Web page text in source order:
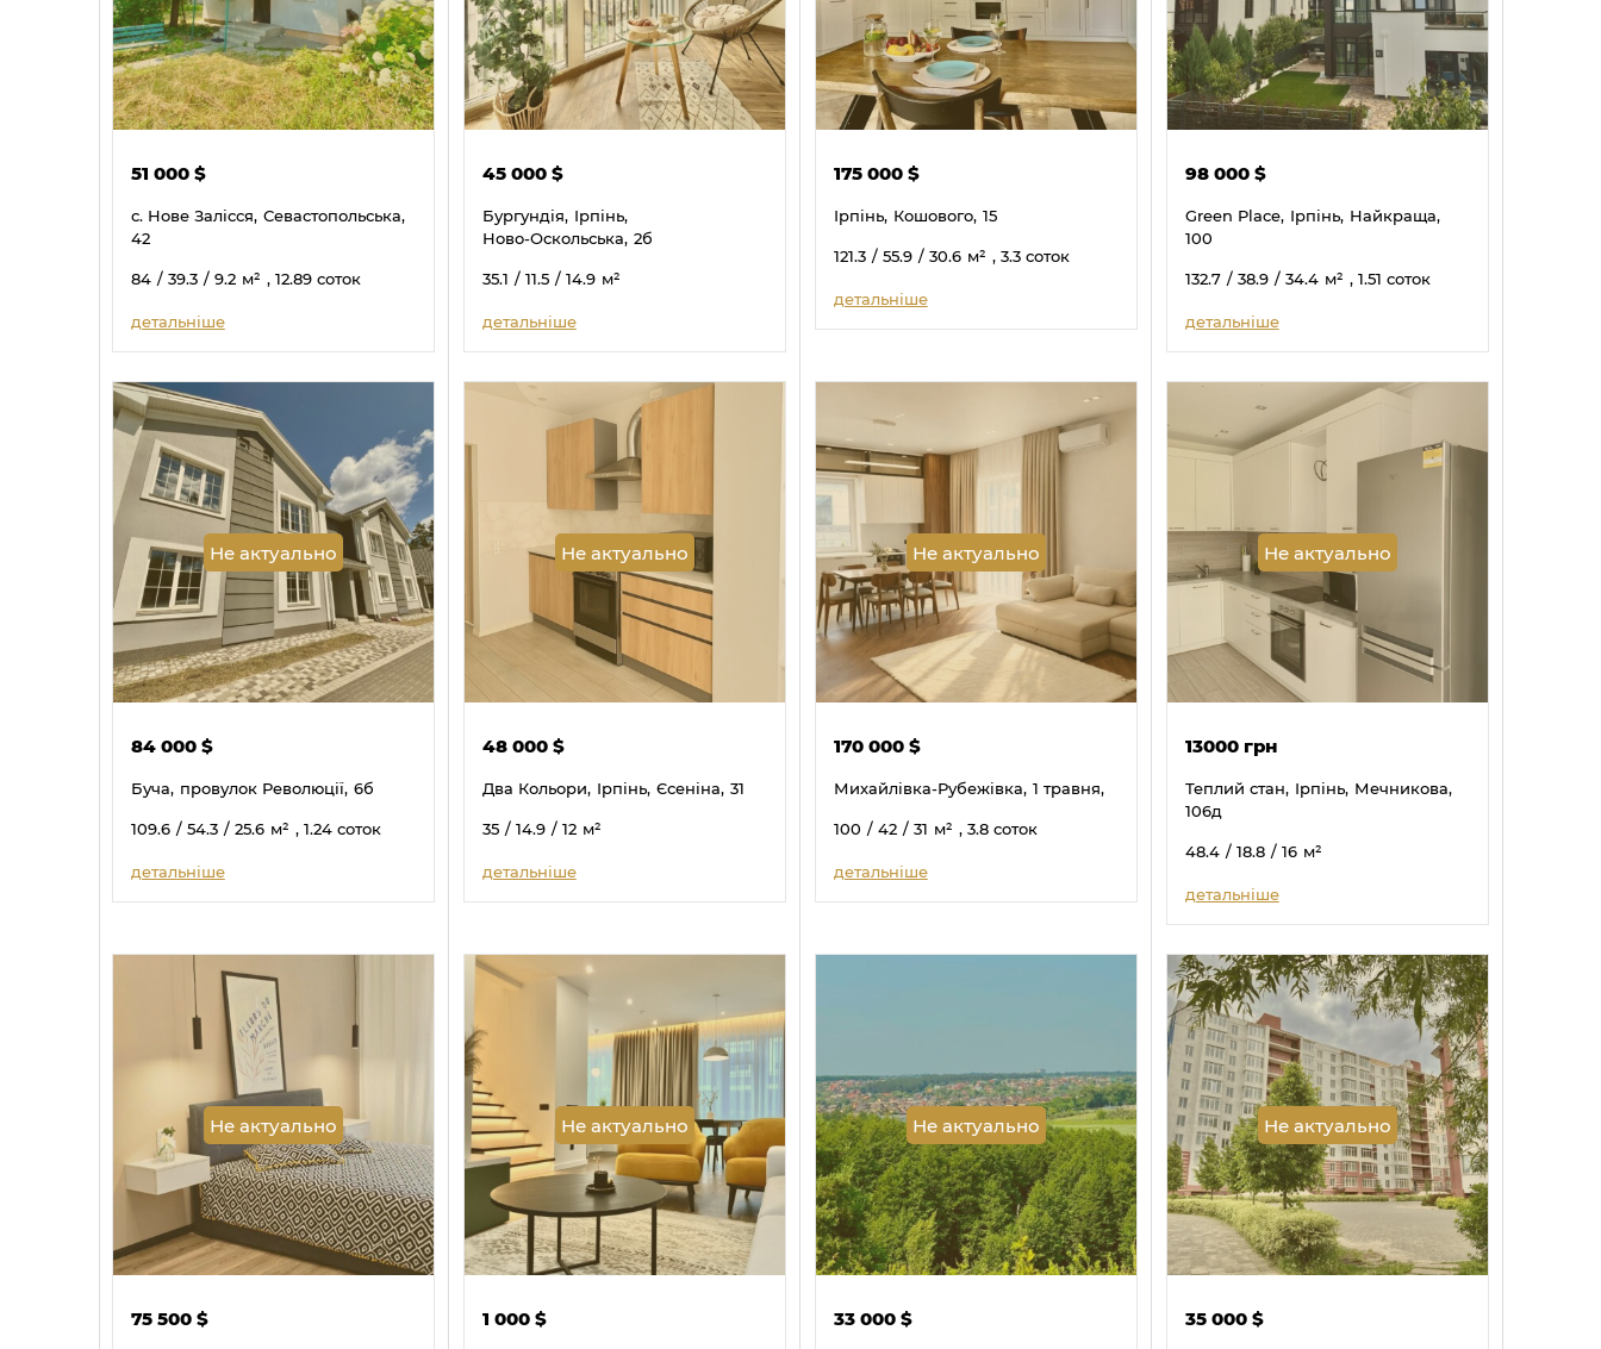
51 000 $
с. Нове Залісся, Севастопольська,
42
84 / 39.3 / 9.2 м² , 12.89 соток
детальніше
45 000 $
Бургундія, Ірпінь,
Ново-Оскольська, 2б
35.1 / 11.5 / 14.9 м²
детальніше
175 000 $
Ірпінь, Кошового, 15
121.3 / 55.9 / 30.6 м² , 3.3 соток
детальніше
98 000 $
Green Place, Ірпінь, Найкраща,
100
132.7 / 38.9 / 34.4 м² , 1.51 соток
детальніше
Не актуально
84 000 $
Буча, провулок Революції, 6б
109.6 / 54.3 / 25.6 м² , 1.24 соток
детальніше
Не актуально
48 000 $
Два Кольори, Ірпінь, Єсеніна, 31
35 / 14.9 / 12 м²
детальніше
Не актуально
170 000 $
Михайлівка-Рубежівка, 1 травня,
100 / 42 / 31 м² , 3.8 соток
детальніше
Не актуально
13000 грн
Теплий стан, Ірпінь, Мечникова,
106д
48.4 / 18.8 / 16 м²
детальніше
Не актуально
75 500 $
Не актуально
1 000 $
Не актуально
33 000 $
Не актуально
35 000 $